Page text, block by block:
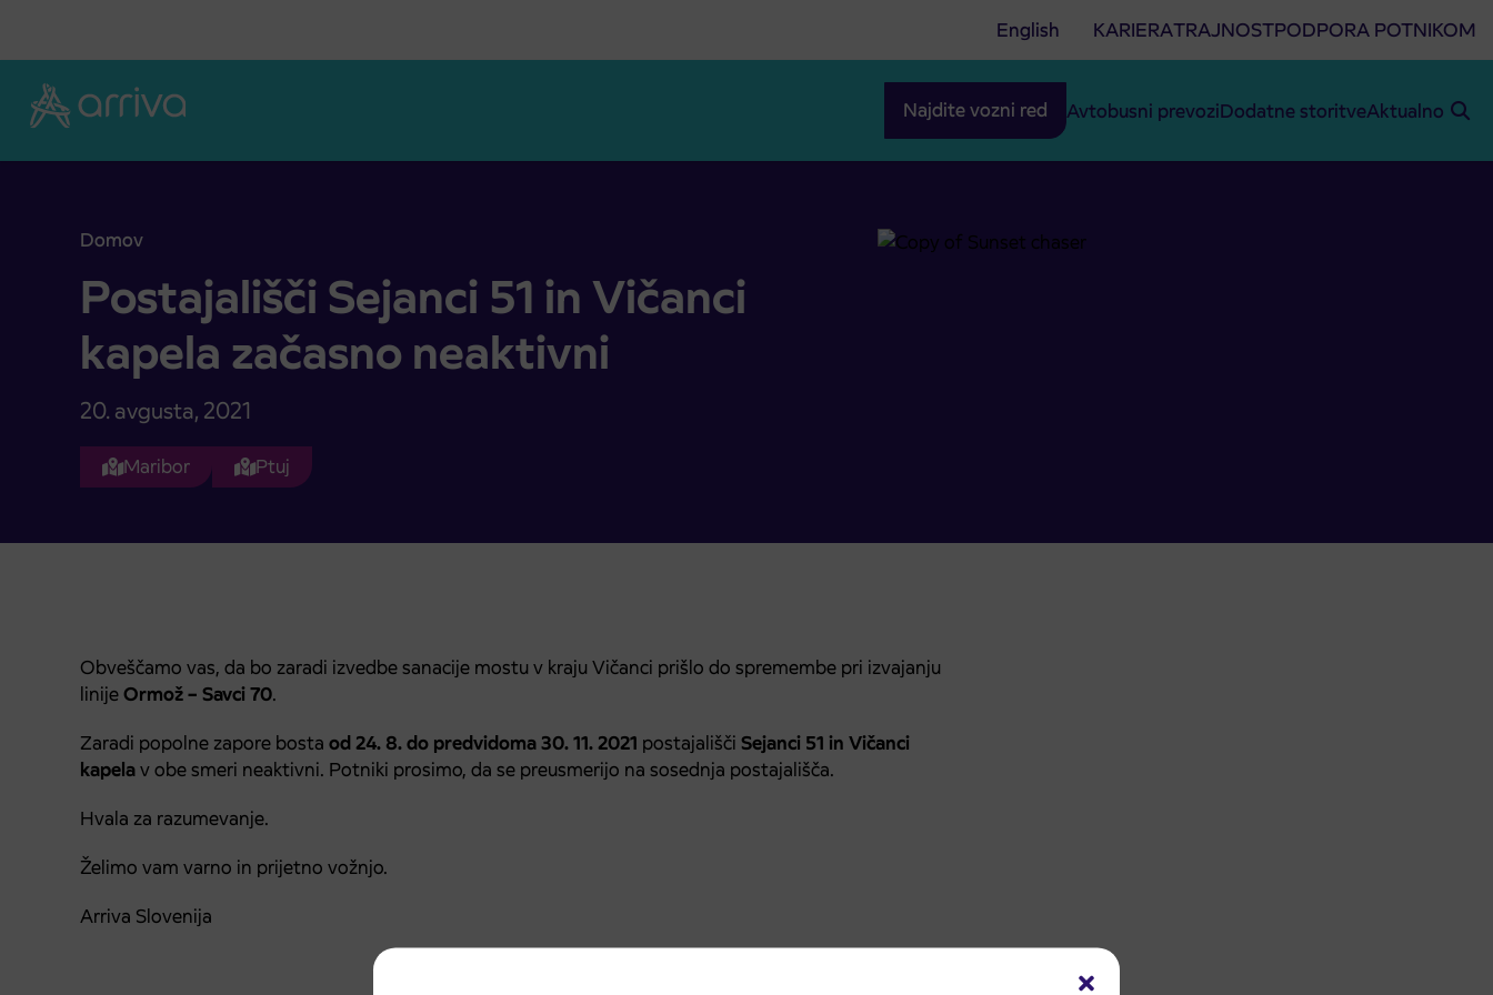
English KARIERATRAJNOSTPODPORA POTNIKOM
Najdite vozni red Avtobusni prevoziDodatne storitveAktualno
Domov
Postajališči Sejanci 51 in Vičanci kapela začasno neaktivni
Postajališči Sejanci 51 in Vičanci
kapela začasno neaktivni
20. avgusta, 2021
Maribor Ptuj
Obveščamo vas, da bo zaradi izvedbe sanacije mostu v kraju Vičanci prišlo do spremembe pri izvajanju
linijeOrmož – Savci 70.
Zaradi popolne zapore bosta od 24. 8. do predvidoma 30. 11. 2021 postajališči Sejanci 51 in Vičanci
kapelav obe smeri neaktivni. Potniki prosimo, da se preusmerijo na sosednja postajališča.
Hvala za razumevanje.
Želimo vam varno in prijetno vožnjo.
Arriva Slovenija